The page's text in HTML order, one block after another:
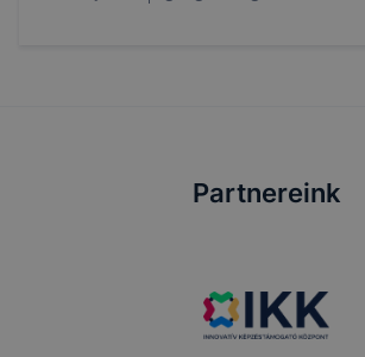
Partnereink